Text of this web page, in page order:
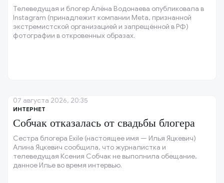
Телеведущая и блогер Алёна Водонаева опубликовала в
Instagram (принадлежит компании Meta, признанной
экстремистской организацией и запрещённой в РФ)
фотографии в откровенных образах.
ИНТЕРНЕТ
Собчак отказалась от свадьбы блогера
Сестра блогера Exile (настоящее имя — Илья Яцкевич)
Алина Яцкевич сообщила, что журналистка и
телеведущая Ксения Собчак не выполнила обещание,
данное Илье во время интервью.
07 августа 2026, 20:35